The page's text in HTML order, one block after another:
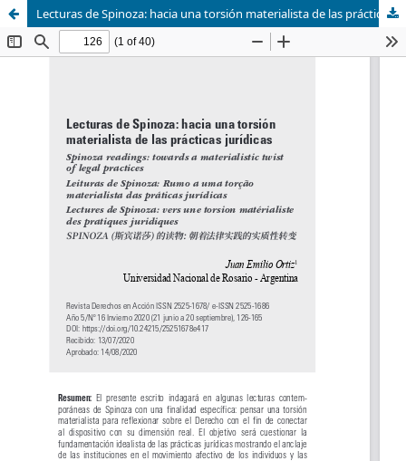
Lecturas de Spinoza: hacia una torsión materialista de las prácticas jurídicas